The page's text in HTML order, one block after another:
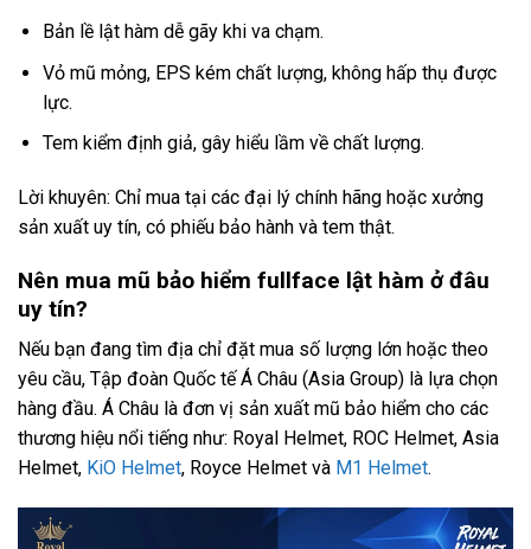
Bản lề lật hàm dễ gãy khi va chạm.
Vỏ mũ mỏng, EPS kém chất lượng, không hấp thụ được
lực.
Tem kiểm định giả, gây hiểu lầm về chất lượng.
Lời khuyên: Chỉ mua tại các đại lý chính hãng hoặc xưởng
sản xuất uy tín, có phiếu bảo hành và tem thật.
Nên mua mũ bảo hiểm fullface lật hàm ở đâu
uy tín?
Nếu bạn đang tìm địa chỉ đặt mua số lượng lớn hoặc theo
yêu cầu, Tập đoàn Quốc tế Á Châu (Asia Group) là lựa chọn
hàng đầu. Á Châu là đơn vị sản xuất mũ bảo hiểm cho các
thương hiệu nổi tiếng như: Royal Helmet, ROC Helmet, Asia
Helmet, KiO Helmet, Royce Helmet và M1 Helmet.